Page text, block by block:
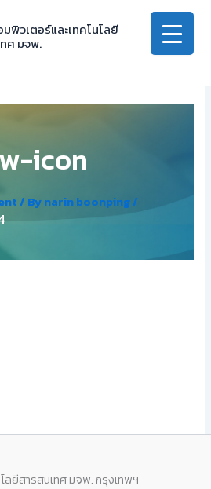
พิวเตอร์และเทคโนโลยี
ศ มจพ.
icon
/ Bynarin boonping/
ลยีสารสนเทศ มจพ. กรุงเทพฯ